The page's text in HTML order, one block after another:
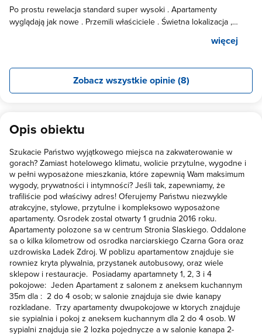
Po prostu rewelacja standard super wysoki . Apartamenty
wyglądają jak nowe . Przemili właściciele . Świetna lokalizacja ,
więcej
Zobacz wszystkie opinie (8)
Opis obiektu
Szukacie Państwo wyjątkowego miejsca na zakwaterowanie w
gorach? Zamiast hotelowego klimatu, wolicie przytulne, wygodne i
w pełni wyposażone mieszkania, które zapewnią Wam maksimum
wygody, prywatności i intymności? Jeśli tak, zapewniamy, że
trafiliście pod właściwy adres! Oferujemy Państwu niezwykle
atrakcyjne, stylowe, przytulne i kompleksowo wyposażone
apartamenty. Osrodek zostal otwarty 1 grudnia 2016 roku.
Apartamenty polozone sa w centrum Stronia Slaskiego. Oddalone
sa o kilka kilometrow od osrodka narciarskiego Czarna Gora oraz
uzdrowiska Ladek Zdroj. W poblizu apartamentow znajduje sie
rowniez kryta plywalnia, przystanek autobusowy, oraz wiele
sklepow i restauracje. Posiadamy apartamnety 1, 2, 3 i 4
pokojowe: Jeden Apartament z salonem z aneksem kuchannym
35m dla : 2 do 4 osob; w salonie znajduja sie dwie kanapy
rozkladane. Trzy apartamenty dwupokojowe w ktorych znajduje
sie sypialnia i pokoj z aneksem kuchannym dla 2 do 4 osob. W
sypialni znajduja sie 2 lozka pojednycze a w salonie kanapa 2-